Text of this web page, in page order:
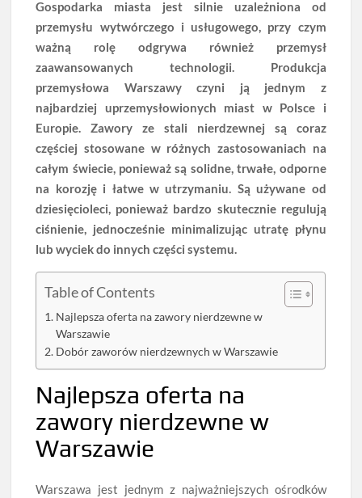
Gospodarka miasta jest silnie uzależniona od
przemysłu wytwórczego i usługowego, przy czym
ważną rolę odgrywa również przemysł
zaawansowanych technologii. Produkcja
przemysłowa Warszawy czyni ją jednym z
najbardziej uprzemysłowionych miast w Polsce i
Europie. Zawory ze stali nierdzewnej są coraz
częściej stosowane w różnych zastosowaniach na
całym świecie, ponieważ są solidne, trwałe, odporne
na korozję i łatwe w utrzymaniu. Są używane od
dziesięcioleci, ponieważ bardzo skutecznie regulują
ciśnienie, jednocześnie minimalizując utratę płynu
lub wyciek do innych części systemu.
Table of Contents
Najlepsza oferta na zawory nierdzewne w
Warszawie
Dobór zaworów nierdzewnych w Warszawie
Najlepsza oferta na
zawory nierdzewne w
Warszawie
Warszawa jest jednym z najważniejszych ośrodków